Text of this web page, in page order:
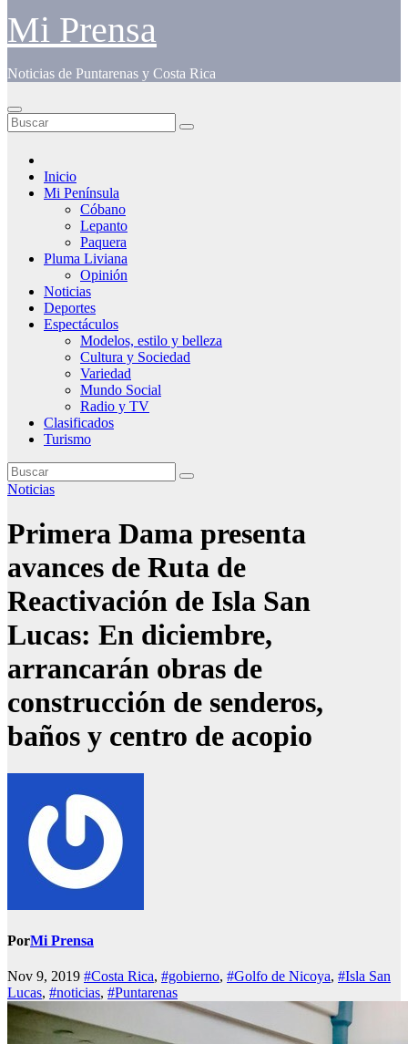
Mi Prensa
Noticias de Puntarenas y Costa Rica
Inicio
Mi Península
Cóbano
Lepanto
Paquera
Pluma Liviana
Opinión
Noticias
Deportes
Espectáculos
Modelos, estilo y belleza
Cultura y Sociedad
Variedad
Mundo Social
Radio y TV
Clasificados
Turismo
Noticias
Primera Dama presenta
avances de Ruta de
Reactivación de Isla San
Lucas: En diciembre,
arrancarán obras de
construcción de senderos,
baños y centro de acopio
PorMi Prensa
Nov 9, 2019 #Costa Rica, #gobierno, #Golfo de Nicoya, #Isla San
Lucas, #noticias, #Puntarenas